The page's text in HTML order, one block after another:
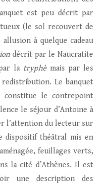
est peu décrit par
(le sol recouvert de
à quelque cadeau
décrit par le Naucratite
la tryphèmais par les
Le banquet
constitue le contrepoint
le séjour d’Antoine à
l’attention du lecteur sur
théâtral mis en
feuillages verts,
la cité d’Athènes. Il est
une description des